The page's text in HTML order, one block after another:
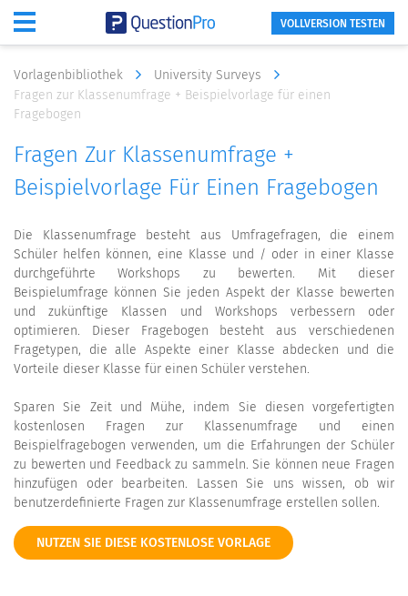
VOLLVERSION TESTEN
Vorlagenbibliothek
University Surveys
Fragen zur Klassenumfrage + Beispielvorlage für einen
Fragebogen
Fragen Zur Klassenumfrage +
Beispielvorlage Für Einen Fragebogen
Die Klassenumfrage besteht aus Umfragefragen, die einem
Schüler helfen können, eine Klasse und / oder in einer Klasse
durchgeführte Workshops zu bewerten. Mit dieser
Beispielumfrage können Sie jeden Aspekt der Klasse bewerten
und zukünftige Klassen und Workshops verbessern oder
optimieren. Dieser Fragebogen besteht aus verschiedenen
Fragetypen, die alle Aspekte einer Klasse abdecken und die
Vorteile dieser Klasse für einen Schüler verstehen.
Sparen Sie Zeit und Mühe, indem Sie diesen vorgefertigten
kostenlosen Fragen zur Klassenumfrage und einen
Beispielfragebogen verwenden, um die Erfahrungen der Schüler
zu bewerten und Feedback zu sammeln. Sie können neue Fragen
hinzufügen oder bearbeiten. Lassen Sie uns wissen, ob wir
benutzerdefinierte Fragen zur Klassenumfrage erstellen sollen.
NUTZEN SIE DIESE KOSTENLOSE VORLAGE